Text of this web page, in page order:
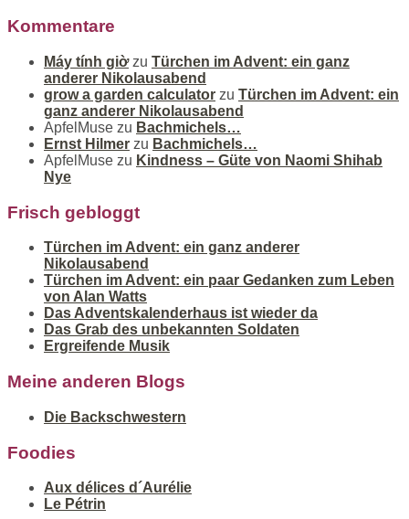
Kommentare
Máy tính giờzu Türchen im Advent: ein ganz
anderer Nikolausabend
grow a garden calculator zu Türchen im Advent: ein
ganz anderer Nikolausabend
ApfelMuse zu Bachmichels…
Ernst Hilmer zu Bachmichels…
ApfelMuse zu Kindness – Güte von Naomi Shihab
Nye
Frisch gebloggt
Türchen im Advent: ein ganz anderer
Nikolausabend
Türchen im Advent: ein paar Gedanken zum Leben
von Alan Watts
Das Adventskalenderhaus ist wieder da
Das Grab des unbekannten Soldaten
Ergreifende Musik
Meine anderen Blogs
Die Backschwestern
Foodies
Aux délices d´Aurélie
Le Pétrin